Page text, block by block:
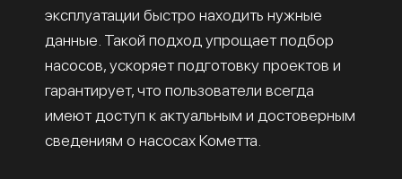
эксплуатации быстро находить нужные
данные. Такой подход упрощает подбор
насосов, ускоряет подготовку проектов и
гарантирует, что пользователи всегда
имеют доступ к актуальным и достоверным
сведениям о насосах Кометта.